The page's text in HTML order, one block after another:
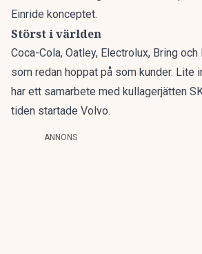
Einride konceptet.
Störst i världen
Coca-Cola, Oatley, Electrolux, Bring
som redan hoppat på som kunder. Lite
har ett samarbete med kullagerjätten
tiden startade Volvo.
ANNONS